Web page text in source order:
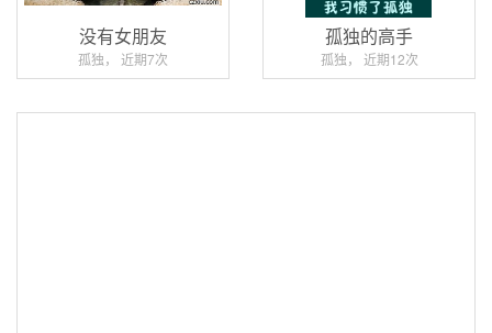
没有女朋友
孤独， 近期7次
孤独的高手
孤独， 近期12次